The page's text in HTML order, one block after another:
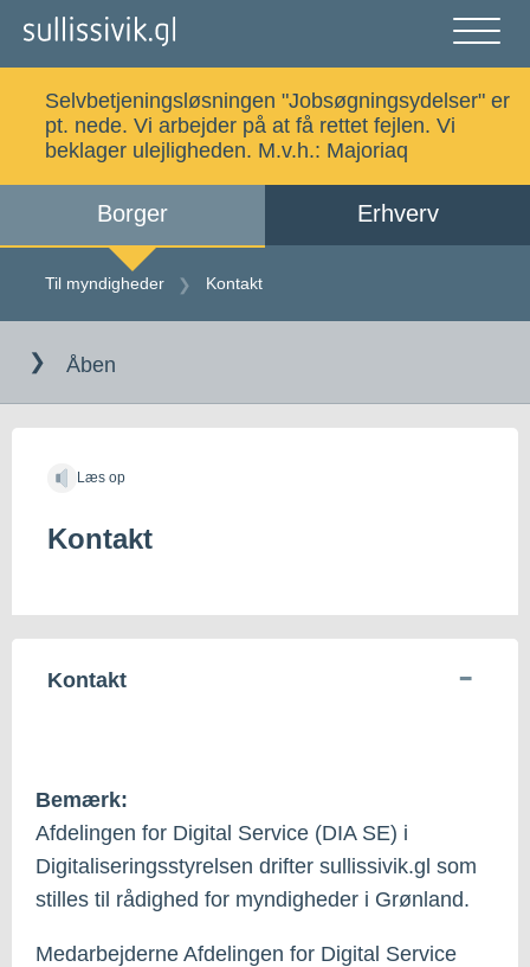
luk
Alle emner Selvbetjening
Kalaallisut
Selvbetjeningsløsningen "Jobsøgningsydelser" er
pt. nede. Vi arbejder på at få rettet fejlen. Vi
beklager ulejligheden. M.v.h.: Majoriaq
Borger Erhverv
Til myndigheder Kontakt
Åben
Læs op
Kontakt
Kontakt
Bemærk:
Afdelingen for Digital Service (DIA SE) i
Digitaliseringsstyrelsen drifter sullissivik.gl som
stilles til rådighed for myndigheder i Grønland.
Medarbejderne Afdelingen for Digital Service